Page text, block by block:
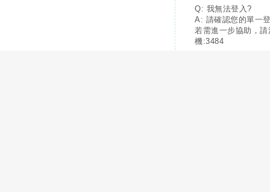
Q: 我無法登入?
A: 請確認您的單一
若需進一步協助，
機:3484